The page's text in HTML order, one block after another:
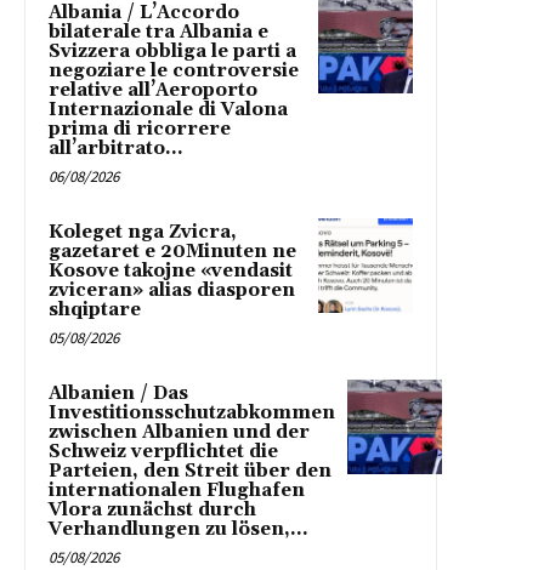
Albania / L’Accordo
bilaterale tra Albania e
Svizzera obbliga le parti a
negoziare le controversie
relative all’Aeroporto
Internazionale di Valona
prima di ricorrere
all’arbitrato...
06/08/2026
Koleget nga Zvicra,
gazetaret e 20Minuten ne
Kosove takojne «vendasit
zviceran» alias diasporen
shqiptare
05/08/2026
Albanien / Das
Investitionsschutzabkommen
zwischen Albanien und der
Schweiz verpflichtet die
Parteien, den Streit über den
internationalen Flughafen
Vlora zunächst durch
Verhandlungen zu lösen,...
05/08/2026